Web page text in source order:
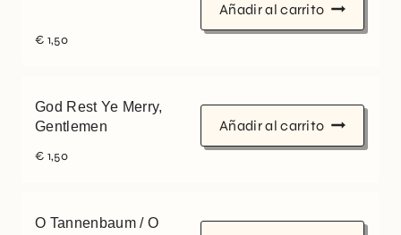
€ 1,50
Añadir al carrito
God Rest Ye Merry,
Gentlemen
€ 1,50
Añadir al carrito
O Tannenbaum / O